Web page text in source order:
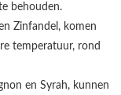
behouden.
Zinfandel, komen
temperatuur, rond
en Syrah, kunnen